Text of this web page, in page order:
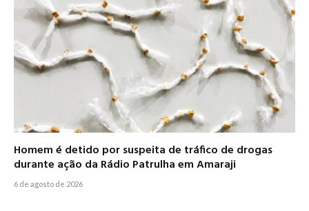
Homem é detido por suspeita de tráfico de drogas
durante ação da Rádio Patrulha em Amaraji
6 de agosto de 2026